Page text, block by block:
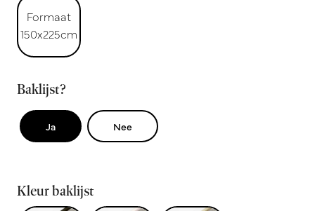
Formaat
150x225cm
Baklijst?
Ja Nee
Kleur baklijst